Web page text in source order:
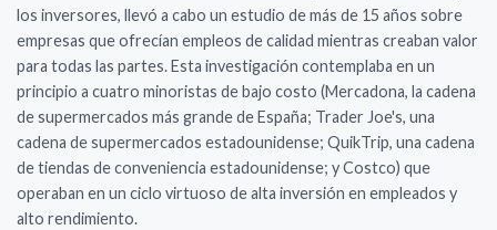
los inversores, llevó a cabo un estudio de más de 15 años sobre
empresas que ofrecían empleos de calidad mientras creaban valor
para todas las partes. Esta investigación contemplaba en un
principio a cuatro minoristas de bajo costo (Mercadona, la cadena
de supermercados más grande de España; Trader Joe's, una
cadena de supermercados estadounidense; QuikTrip, una cadena
de tiendas de conveniencia estadounidense; y Costco) que
operaban en un ciclo virtuoso de alta inversión en empleados y
alto rendimiento.